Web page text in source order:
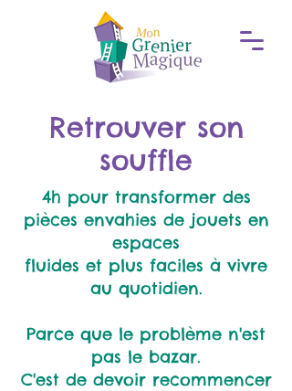
Retrouver son
souffle
4h pour transformer des
pièces envahies de jouets en
espaces
fluides et plus faciles à vivre
au quotidien.
Parce que le problème n'est
pas le bazar.
C'est de devoir recommencer